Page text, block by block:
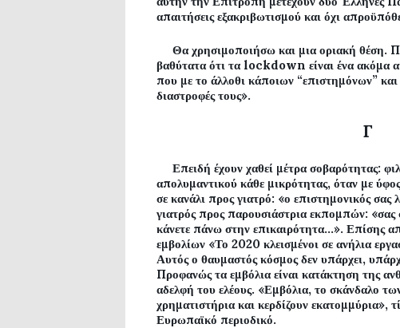
απαιτήσεις εξακριβωτισμού και όχι
Θα χρησιμοποιήσω και μια οριακή θέση.
βαθύτατα ότι ταlockdown είναι ένα ακόμα
που με το άλλοθι κάποιων “επιστημόνων”
διαστροφές τους».
Γ
Επειδή έχουν χαθεί μέτρα σοβαρότητας:
απολυμαντικού κάθε μικρότητας, όταν με
σε κανάλι προς γιατρό: «ο επιστημονικός σας
γιατρός προς παρουσιάστρια εκπομπών: «σας
κάνετε πάνω στην επικαιρότητα…». Επίσης
εμβολίων «Το 2020 κλεισμένοι σε ανήλια
Αυτός ο θαυμαστός κόσμος δεν υπάρχει,
Προφανώς τα εμβόλια είναι κατάκτηση της
αδελφή του ελέους. «Εμβόλια, το σκάνδαλο
χρηματιστήρια και κερδίζουν
Ευρωπαϊκό περιοδικό.